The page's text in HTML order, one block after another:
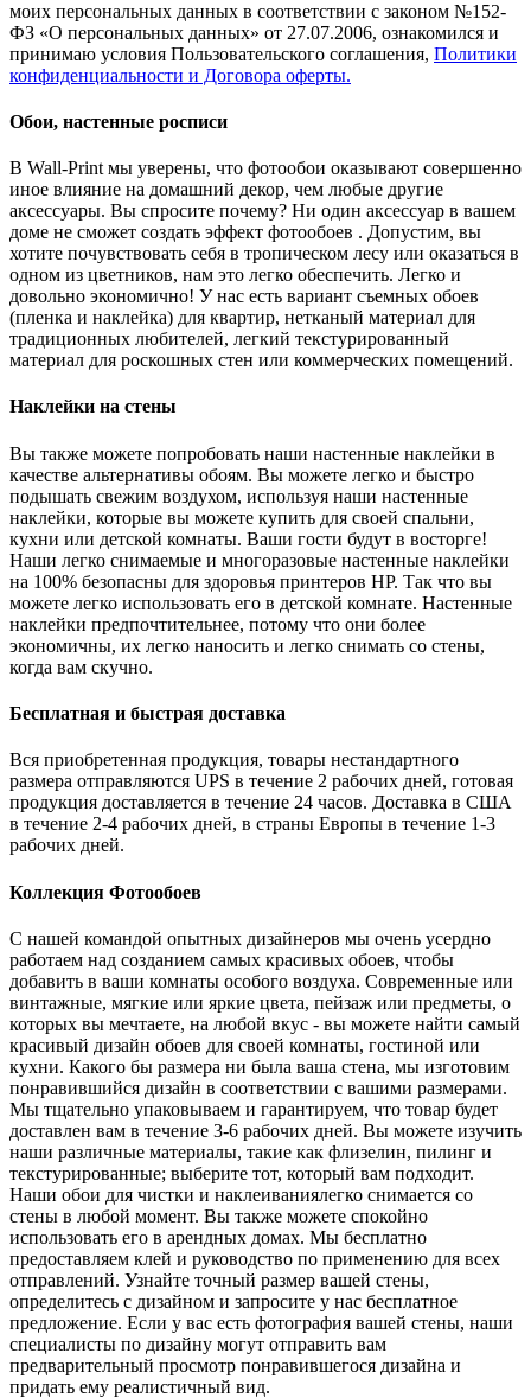
моих персональных данных в соответствии с законом №152-
ФЗ «О персональных данных» от 27.07.2006, ознакомился и
принимаю условия Пользовательского соглашения, Политики
конфиденциальности и Договора оферты.
Обои, настенные росписи
В Wall-Print мы уверены, что фотообои оказывают совершенно
иное влияние на домашний декор, чем любые другие
аксессуары. Вы спросите почему? Ни один аксессуар в вашем
доме не сможет создать эффект фотообоев . Допустим, вы
хотите почувствовать себя в тропическом лесу или оказаться в
одном из цветников, нам это легко обеспечить. Легко и
довольно экономично! У нас есть вариант съемных обоев
(пленка и наклейка) для квартир, нетканый материал для
традиционных любителей, легкий текстурированный
материал для роскошных стен или коммерческих помещений.
Наклейки на стены
Вы также можете попробовать наши настенные наклейки в
качестве альтернативы обоям. Вы можете легко и быстро
подышать свежим воздухом, используя наши настенные
наклейки, которые вы можете купить для своей спальни,
кухни или детской комнаты. Ваши гости будут в восторге!
Наши легко снимаемые и многоразовые настенные наклейки
на 100% безопасны для здоровья принтеров HP. Так что вы
можете легко использовать его в детской комнате. Настенные
наклейки предпочтительнее, потому что они более
экономичны, их легко наносить и легко снимать со стены,
когда вам скучно.
Бесплатная и быстрая доставка
Вся приобретенная продукция, товары нестандартного
размера отправляются UPS в течение 2 рабочих дней, готовая
продукция доставляется в течение 24 часов. Доставка в США
в течение 2-4 рабочих дней, в страны Европы в течение 1-3
рабочих дней.
Коллекция Фотообоев
С нашей командой опытных дизайнеров мы очень усердно
работаем над созданием самых красивых обоев, чтобы
добавить в ваши комнаты особого воздуха. Современные или
винтажные, мягкие или яркие цвета, пейзаж или предметы, о
которых вы мечтаете, на любой вкус - вы можете найти самый
красивый дизайн обоев для своей комнаты, гостиной или
кухни. Какого бы размера ни была ваша стена, мы изготовим
понравившийся дизайн в соответствии с вашими размерами.
Мы тщательно упаковываем и гарантируем, что товар будет
доставлен вам в течение 3-6 рабочих дней. Вы можете изучить
наши различные материалы, такие как флизелин, пилинг и
текстурированные; выберите тот, который вам подходит.
Наши обои для чистки и наклеиваниялегко снимается со
стены в любой момент. Вы также можете спокойно
использовать его в арендных домах. Мы бесплатно
предоставляем клей и руководство по применению для всех
отправлений. Узнайте точный размер вашей стены,
определитесь с дизайном и запросите у нас бесплатное
предложение. Если у вас есть фотография вашей стены, наши
специалисты по дизайну могут отправить вам
предварительный просмотр понравившегося дизайна и
придать ему реалистичный вид.